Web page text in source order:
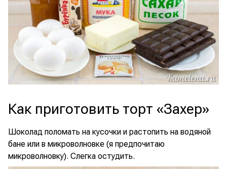
Как приготовить торт «Захер»
Шоколад поломать на кусочки и растопить на водяной
бане или в микроволновке (я предпочитаю
микроволновку). Слегка остудить.